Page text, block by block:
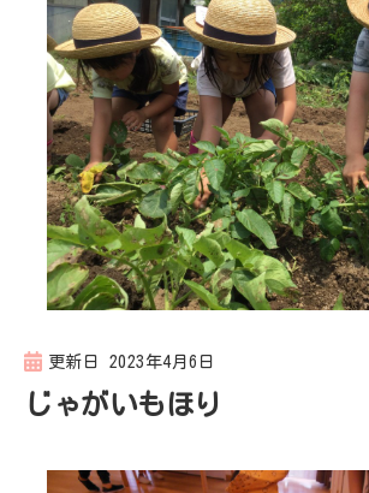
更新日 2023年4月6日
じゃがいもほり